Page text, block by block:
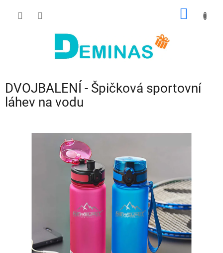
DVOJBALENÍ - Špičková sportovní
láhev na vodu